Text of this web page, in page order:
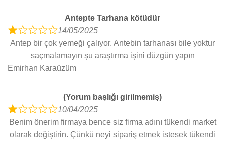
u
t
o
f
Antepte Tarhana kötüdür
R
a
t
e
o
u
t
14/05/2025
Antep bir çok yemeği çalıyor. Antebin tarhanası bile yoktur
saçmalamayın şu araştırma işini düzgün yapın
Emirhan Karaüzüm
(Yorum başlığı girilmemiş)
R
a
10/04/2025
Benim önerim firmaya bence siz firma adını tükendi market
olarak değiştirin. Çünkü neyi sipariş etmek istesek tükendi